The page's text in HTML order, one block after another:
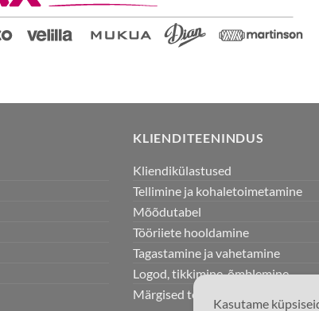
KLIENDITEENINDUS
Kliendikülastused
Tellimine ja kohaletoimetamine
Mõõdutabel
Tööriiete hooldamine
Tagastamine ja vahetamine
Logod, tikkimine, õmblemine
Märgised toote juures
Kasutame